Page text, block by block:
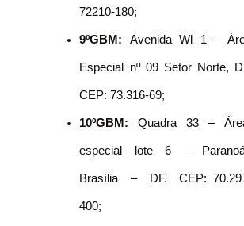
72210‐180;
9ºGBM: Avenida Wl 1 –
Especial nº 09 Setor Norte,
CEP: 73.316-69;
10ºGBM:Quadra 33 –
especial lote 6 –
Brasília – DF. CEP:
400;